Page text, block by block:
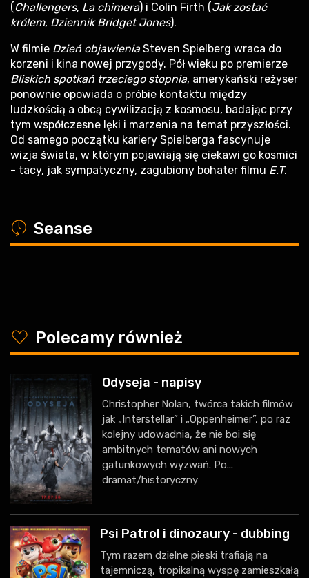
( Challengers, La chimera) i Colin Firth (Jak zostać
królem, Dziennik Bridget Jones).
W filmie Dzień objawieniaSteven Spielberg wraca do
korzeni i kina nowej przygody. Pół wieku po premierze
Bliskich spotkań trzeciego stopnia, amerykański reżyser
ponownie opowiada o próbie kontaktu między
ludzkością a obcą cywilizacją z kosmosu, badając przy
tym współczesne lęki i marzenia na temat przyszłości.
Od samego początku kariery Spielberga fascynuje
wizja świata, w którym pojawiają się ciekawi go kosmici
- tacy, jak sympatyczny, zagubiony bohater filmu E.T.
a Seanse
y Polecamy również
Odyseja - napisy
Christopher Nolan, twórca takich filmów
jak „Interstellar” i „Oppenheimer”, po raz
kolejny udowadnia, że nie boi się
ambitnych tematów ani nowych
gatunkowych wyzwań. Po...
dramat/historyczny
Psi Patrol i dinozaury - dubbing
Tym razem dzielne pieski trafiają na
tajemniczą, tropikalną wyspę zamieszkałą